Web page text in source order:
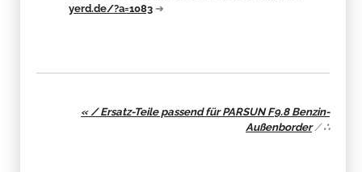
yerd.de/?a=1083 ➔
« / Ersatz-Teile passend für PARSUN F9.8 Benzin-
Außenborder/∴